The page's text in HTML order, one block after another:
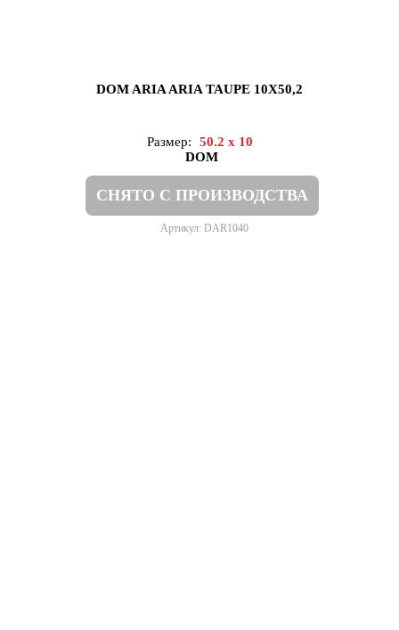
DOM ARIA ARIA TAUPE 10X50,2
Размер:
50.2 x 10
DOM
СНЯТО С ПРОИЗВОДСТВА
Артикул: DAR1040